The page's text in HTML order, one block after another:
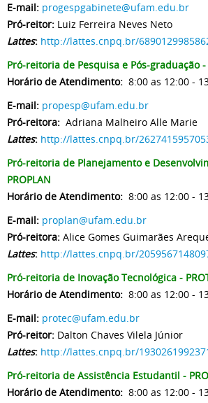
E-mail: progespgabinete@ufam.edu.br
Pró-reitor: Luiz Ferreira Neves Neto
Lattes: http://lattes.cnpq.br/
Pró-reitoria de Pesquisa e Pós-graduação -
Horário de Atendimento: 8:00 as 12:00 -
E-mail: propesp@ufam.edu.br
Pró-reitora: Adriana Malheiro Alle Marie
Lattes: http://lattes.cnpq.br/
Pró-reitoria de Planejamento e
PROPLAN
Horário de Atendimento: 8:00 as 12:00 -
E-mail: proplan@ufam.edu.br
Pró-reitora: Alice Gomes Guimarães
Lattes: http://lattes.cnpq.br/
Pró-reitoria de Inovação Tecnológica -
Horário de Atendimento: 8:00 as 12:00 -
E-mail: protec@ufam.edu.br
Pró-reitor: Dalton Chaves Vilela Júnior
Lattes: http://lattes.cnpq.br/
Pró-reitoria de Assistência Estudantil -
Horário de Atendimento: 8:00 as 12:00 -